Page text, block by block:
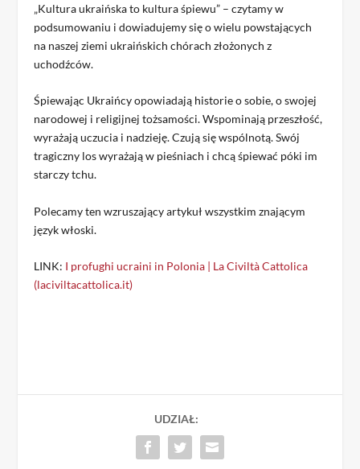
„Kultura ukraińska to kultura śpiewu” – czytamy w
podsumowaniu i dowiadujemy się o wielu powstających
na naszej ziemi ukraińskich chórach złożonych z
uchodźców.
Śpiewając Ukraińcy opowiadają historie o sobie, o swojej
narodowej i religijnej tożsamości. Wspominają przeszłość,
wyrażają uczucia i nadzieję. Czują się wspólnotą. Swój
tragiczny los wyrażają w pieśniach i chcą śpiewać póki im
starczy tchu.
Polecamy ten wzruszający artykuł wszystkim znającym
język włoski.
LINK: I profughi ucraini in Polonia | La Civiltà Cattolica
(laciviltacattolica.it)
UDZIAŁ: